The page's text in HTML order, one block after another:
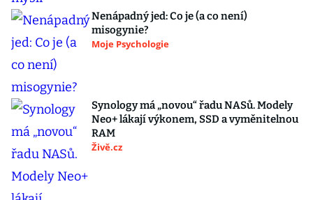
Nenápadný jed: Co je (a co není)
misogynie?
Moje Psychologie
Synology má „novou“ řadu NASů. Modely
Neo+ lákají výkonem, SSD a vyměnitelnou
RAM
Živě.cz